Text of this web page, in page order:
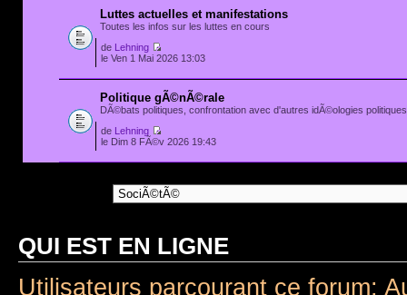
Luttes actuelles et manifestations
Toutes les infos sur les luttes en cours
de Lehning
le Ven 1 Mai 2026 13:03
Politique gÃ©nÃ©rale
DÃ©bats politiques, confrontation avec d'autres idÃ©ologies
de Lehning
le Dim 8 FÃ©v 2026 19:43
QUI EST EN LIGNE
Utilisateurs parcourant ce forum: